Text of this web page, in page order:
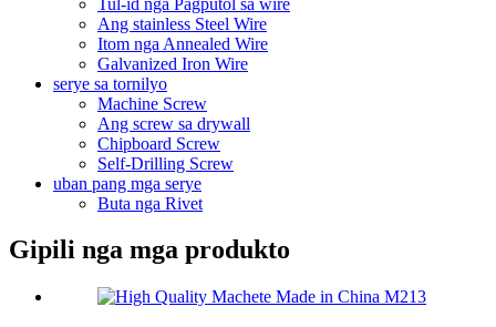
Ang stainless Steel Wire
Itom nga Annealed Wire
Galvanized Iron Wire
serye sa tornilyo
Machine Screw
Ang screw sa drywall
Chipboard Screw
Self-Drilling Screw
uban pang mga serye
Buta nga Rivet
Gipili nga mga produkto